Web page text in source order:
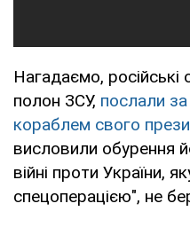
Нагадаємо, російські
полон ЗСУ, послали
кораблем свого
висловили обурення
війні проти України,
спецоперацією", не